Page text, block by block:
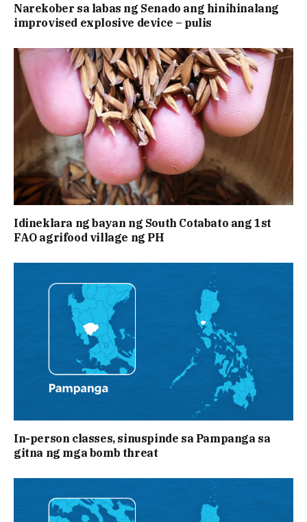
Narekober sa labas ng Senado ang hinihinalang
improvised explosive device – pulis
Idineklara ng bayan ng South Cotabato ang 1st
FAO agrifood village ng PH
In-person classes, sinuspinde sa Pampanga sa
gitna ng mga bomb threat